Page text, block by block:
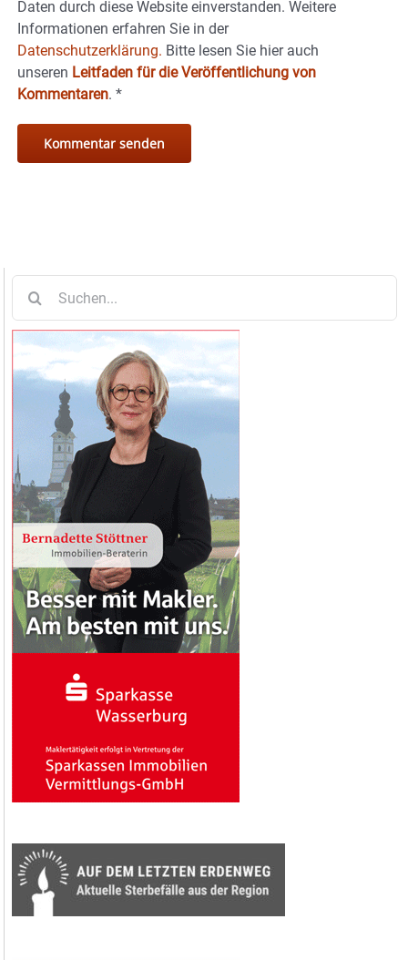
Daten durch diese Website einverstanden. Weitere
Informationen erfahren Sie in der
Datenschutzerklärung. Bitte lesen Sie hier auch
unseren Leitfaden für die Veröffentlichung von
Kommentaren. *
nach: